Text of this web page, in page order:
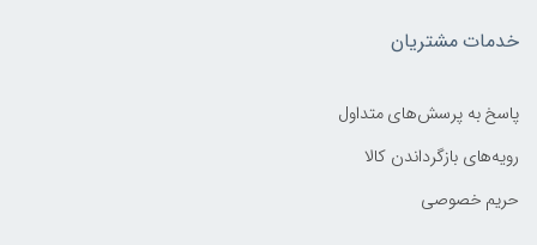
خدمات مشتریان
پاسخ به پرسش‌های متداول
رویه‌های بازگرداندن کالا
حریم خصوصی